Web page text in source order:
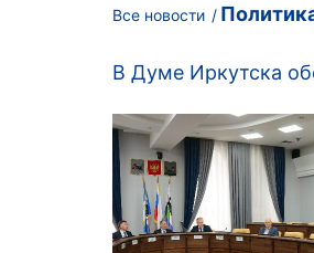
Все новости
В Думе Иркутска